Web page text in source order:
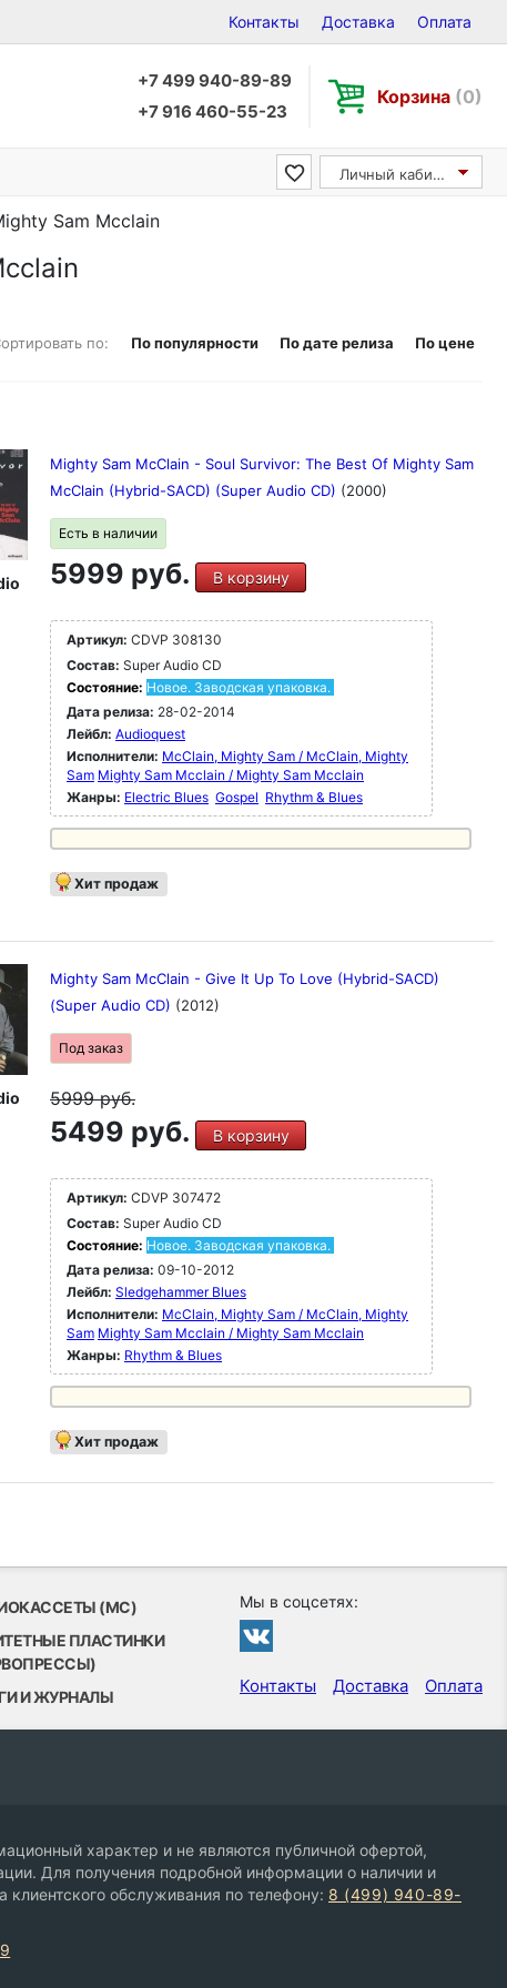
Контакты Доставка Оплата
+7 499 940-89-89
+7 916 460-55-23
Корзина (0)
Личный кабинет
Sam Mcclain
по: По популярности По дате релиза По цене
Mighty Sam McClain - Soul Survivor: The Best Of Mighty Sam
McClain (Hybrid-SACD) (Super Audio CD) (2000)
Есть в наличии
5999 руб. В корзину
Артикул: CDVP 308130
Состав: Super Audio CD
Состояние: Новое. Заводская упаковка.
Дата релиза: 28-02-2014
Лейбл: Audioquest
Исполнители: McClain, Mighty Sam / McClain, Mighty
Sam Mighty Sam Mcclain / Mighty Sam Mcclain
Жанры: Electric Blues Gospel Rhythm & Blues
Хит продаж
Mighty Sam McClain - Give It Up To Love (Hybrid-SACD)
(Super Audio CD) (2012)
Под заказ
5999руб.
5499 руб. В корзину
Артикул: CDVP 307472
Состав: Super Audio CD
Состояние: Новое. Заводская упаковка.
Дата релиза: 09-10-2012
Лейбл: Sledgehammer Blues
Исполнители: McClain, Mighty Sam / McClain, Mighty
Sam Mighty Sam Mcclain / Mighty Sam Mcclain
Жанры: Rhythm & Blues
Хит продаж
(MC)
ПЛАСТИНКИ
И ЖУРНАЛЫ
Мы в соцсетях:
Контакты Доставка Оплата
характер и не являются публичной офертой,
Для получения подробной информации о наличии и
обслуживания по телефону: 8 (499) 940-89-